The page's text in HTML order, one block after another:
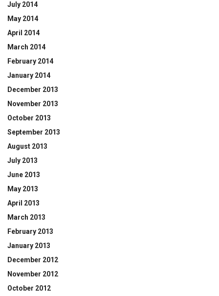
July 2014
May 2014
April 2014
March 2014
February 2014
January 2014
December 2013
November 2013
October 2013
September 2013
August 2013
July 2013
June 2013
May 2013
April 2013
March 2013
February 2013
January 2013
December 2012
November 2012
October 2012